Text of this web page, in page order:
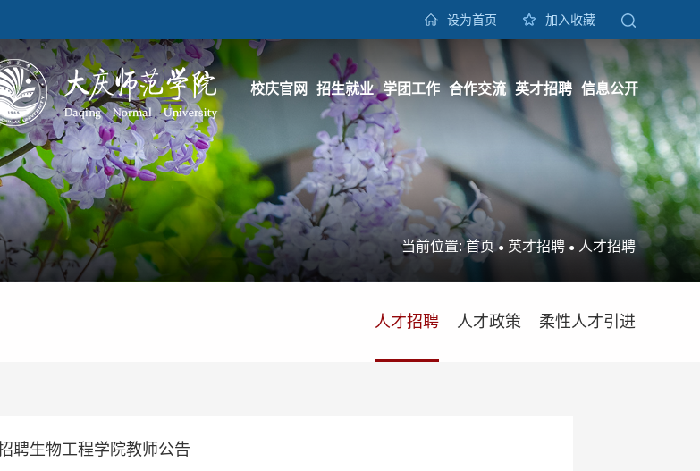
设为首页 加入收藏
校庆官网 招生就业 学团工作 合作交流 英才招聘 信息公开
当前位置:首页 ● 英才招聘 ● 人才招聘
人才招聘 人才政策 柔性人才引进
聘生物工程学院教师公告